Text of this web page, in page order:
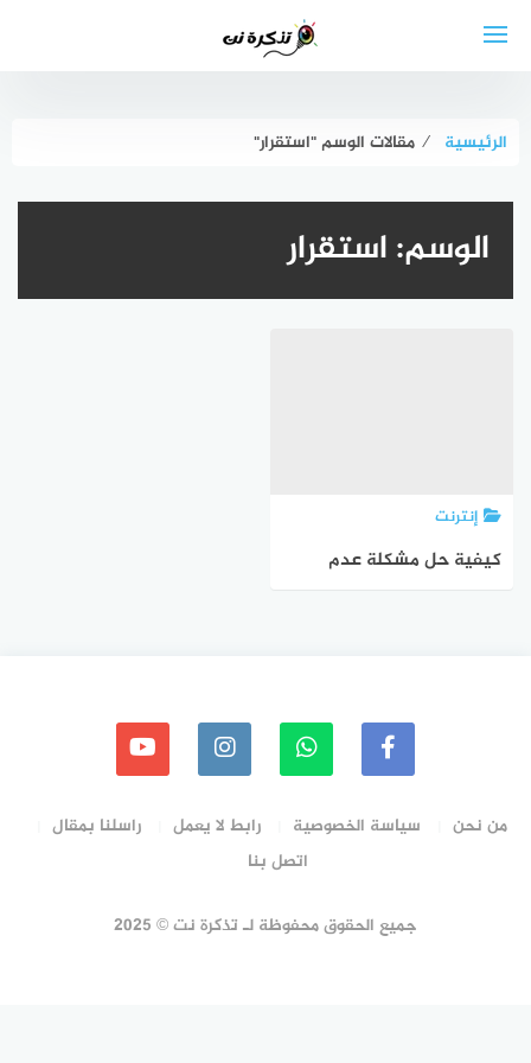
الرئيسية ⁄ مقالات الوسم "استقرار"
الوسم:استقرار
إنترنت
كيفية حل مشكلة عدم
من نحن سياسة الخصوصية رابط لا يعمل
راسلنا بمقال
اتصل بنا
جميع الحقوق محفوظة لـ تذكرة نت © 2025